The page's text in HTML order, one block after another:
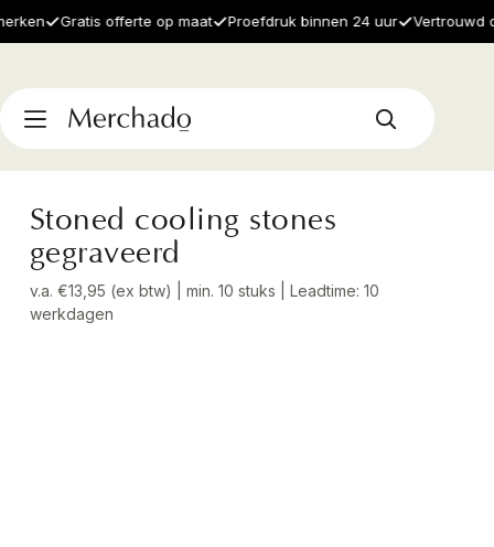
Gratis offerte op maat Proefdruk binnen 24 uur Vertrouwd
Stoned cooling stones
gegraveerd
v.a. €13,95 (ex btw) | min. 10 stuks | Leadtime: 10
werkdagen